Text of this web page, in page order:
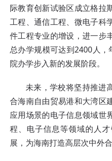
际教育创新试验区成立格拉
工程、通信工程、微电子科
件工程专业的增设，进一步
总办学规模可达到2400人
院办学步入新的发展阶段。
未来，学校将坚持推进
合海南自由贸易港和大湾区
应用场景的电子信息领域世
程、电子信息等领域的人
展，为海南打造高层次中外